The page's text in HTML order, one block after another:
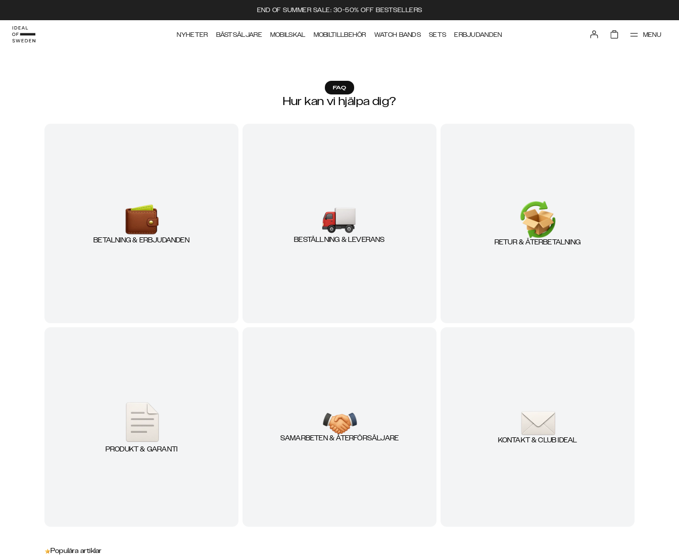
END OF SUMMER SALE: 30-50% OFF BESTSELLERS
NYHETER BÄSTSÄLJARE MOBILSKAL MOBILTILLBEHÖR WATCH BANDS SETS ERBJUDANDEN MENU
FAQ
Hur kan vi hjälpa dig?
BETALNING & ERBJUDANDEN BESTÄLLNING & LEVERANS RETUR & ÅTERBETALNING
PRODUKT & GARANTI
SAMARBETEN & ÅTERFÖRSÄLJARE KONTAKT & CLUB IDEAL
Populära artiklar